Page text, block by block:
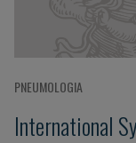
PNEUMOLOGIA
International